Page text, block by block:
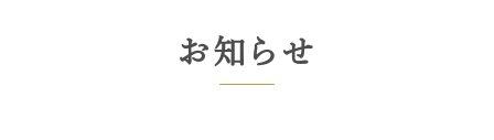
お知らせ